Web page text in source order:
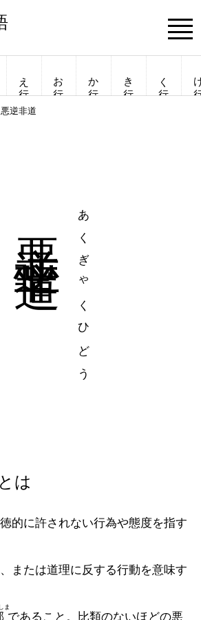
四字熟語
一覧表示
Menu
え行 お行 か行 き行 く行
悪逆非道
あくぎゃくひどう
は
的に許されない行為や態度を指す
または道理に反する行動を意味す
ま
であること。比類のないほどの悪
四字熟語
一覧表示